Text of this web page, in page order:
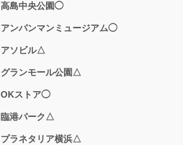
高島中央公園◯
アンパンマンミュージアム◯
アソビル△
グランモール公園△
OKストア◯
臨港パーク△
プラネタリア横浜△